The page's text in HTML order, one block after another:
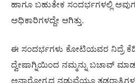
ಹಾಗೂ ಬಹುತೇಕ ಸಂದರ್ಭಗಳಲ್ಲಿ
ಅಧಿಕಾರಿಗಳದ್ದೇ ಆಗಿತ್ತು.
ಈ ಸಂದರ್ಭಗಳು ಕೋಟಿಯವರ ನಿದ್ರೆ
ದ್ವೇಷಾಗ್ನಿಯಿಂದ ನಮ್ಮನ್ನು ಬಚಾವ್
ಅನಾರೋಗ್ಯದ ನಡುವೆಯೂ